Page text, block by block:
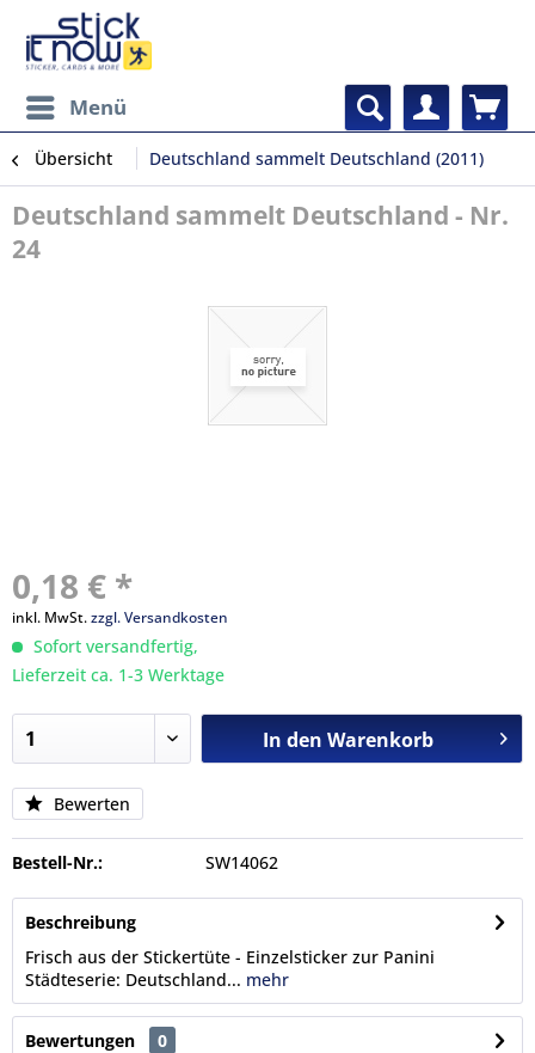
Menü
Übersicht Deutschland sammelt Deutschland (2011)
Deutschland sammelt Deutschland - Nr.
24
0,18 € *
inkl. MwSt.zzgl. Versandkosten
Sofort versandfertig,
Lieferzeit ca. 1-3 Werktage
In den Warenkorb
Bewerten
Bestell-Nr.: SW14062
Beschreibung
Frisch aus der Stickertüte - Einzelsticker zur Panini
Städteserie: Deutschland... mehr
Bewertungen
0